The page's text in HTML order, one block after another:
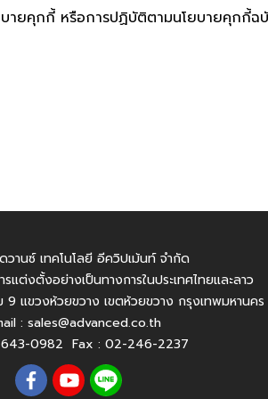
บายคุกกี้ หรือการปฏิบัติตามนโยบายคุกกี้
านซ์ เทคโนโลยี อีควิปเม้นท์ จำกัด
แต่งตั้งอย่างเป็นทางการในประเทศไทยและลาว
แขวงห้วยขวาง เขตห้วยขวาง กรุงเทพมหานคร
: sales@advanced.co.th
0982 Fax : 02-246-2237